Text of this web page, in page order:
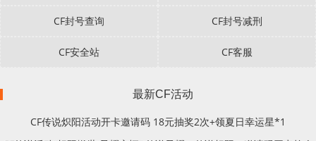
CF封号查询 CF封号减刑
CF安全站 CF客服
最新CF活动
CF传说炽阳活动开卡邀请码 18元抽奖2次+领夏日幸运星*1